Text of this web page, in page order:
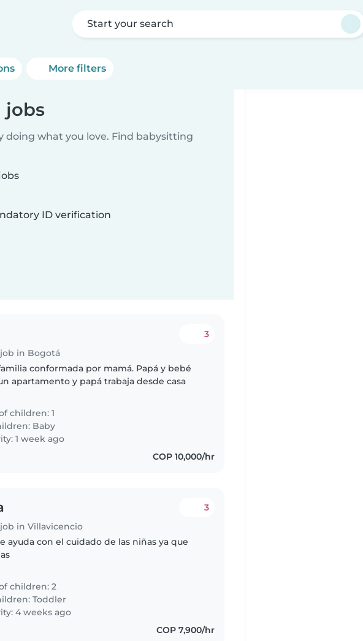
Start your search
More filters
jobs
doing what you love. Find babysitting
ID verification
in Bogotá
3
conformada por mamá. Papá y bebé
apartamento y papá trabaja desde casa
children: 1
Baby
1 week ago
COP 10,000/hr
in Villavicencio
3
ayuda con el cuidado de las niñas ya que
children: 2
Toddler
4 weeks ago
COP 7,900/hr